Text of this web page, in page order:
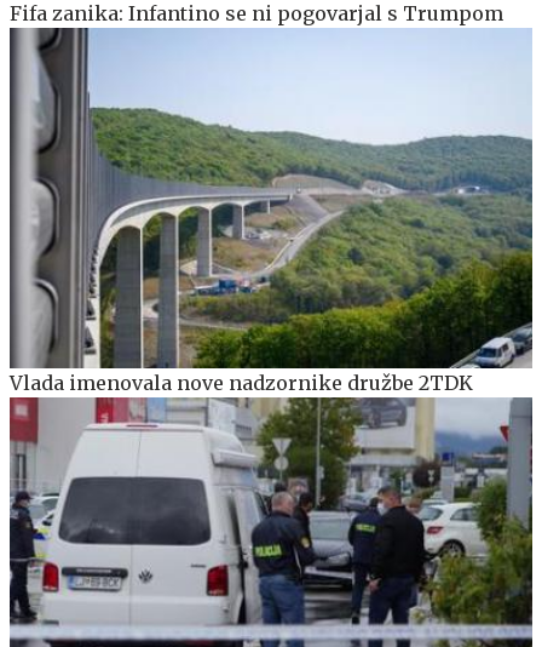
Fifa zanika: Infantino se ni pogovarjal s Trumpom
Vlada imenovala nove nadzornike družbe 2TDK